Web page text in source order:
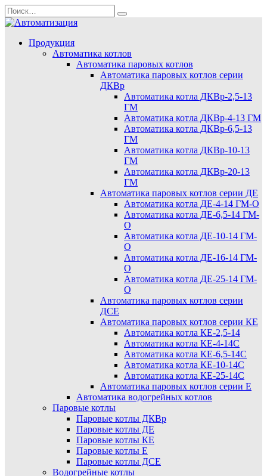
Перейти
к
Search
for:
Продукция
Автоматика котлов
Автоматика паровых котлов
Автоматика паровых котлов серии
ДКВр
Автоматика котла ДКВр-2,5-13
ГМ
Автоматика котла ДКВр-4-13 ГМ
Автоматика котла ДКВр-6,5-13
ГМ
Автоматика котла ДКВр-10-13
ГМ
Автоматика котла ДКВр-20-13
ГМ
Автоматика паровых котлов серии ДЕ
Автоматика котла ДЕ-4-14 ГМ-О
Автоматика котла ДЕ-6,5-14 ГМ-
О
Автоматика котла ДЕ-10-14 ГМ-
О
Автоматика котла ДЕ-16-14 ГМ-
О
Автоматика котла ДЕ-25-14 ГМ-
О
Автоматика паровых котлов серии
ДСЕ
Автоматика паровых котлов серии КЕ
Автоматика котла КЕ-2,5-14
Автоматика котла КЕ-4-14С
Автоматика котла КЕ-6,5-14С
Автоматика котла КЕ-10-14С
Автоматика котла КЕ-25-14С
Автоматика паровых котлов серии Е
Автоматика водогрейных котлов
Паровые котлы
Паровые котлы ДКВр
Паровые котлы ДЕ
Паровые котлы КЕ
Паровые котлы Е
Паровые котлы ДСЕ
Водогрейные котлы